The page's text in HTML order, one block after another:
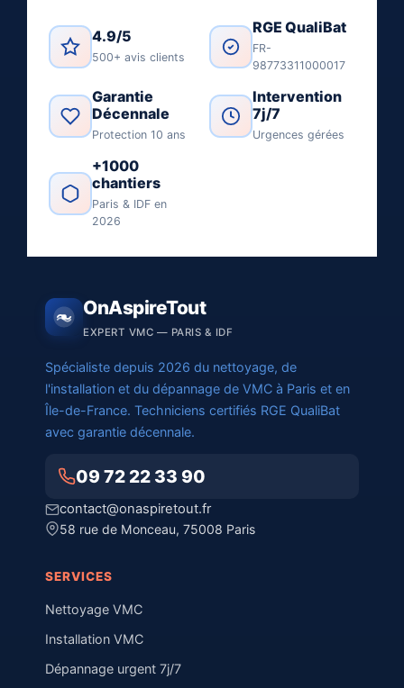
4.9/5
500+ avis clients
RGE QualiBat
FR-
98773311000017
Garantie
Décennale
Protection 10 ans
Intervention
7j/7
Urgences gérées
+1000
chantiers
Paris & IDF en
2026
OnAspireTout
EXPERT VMC — PARIS & IDF
Spécialiste depuis 2026 du nettoyage, de
l'installation et du dépannage de VMC à Paris et en
Île-de-France. Techniciens certifiés RGE QualiBat
avec garantie décennale.
09 72 22 33 90
contact@onaspiretout.fr
58 rue de Monceau, 75008 Paris
SERVICES
Nettoyage VMC
Installation VMC
Dépannage urgent 7j/7